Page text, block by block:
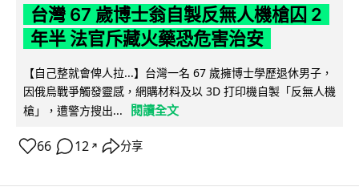
台灣 67 歲博士翁自製反無人機槍囚 2
年半 法官斥藏火藥恐危害治安
【自己整就會俾人拉...】台灣一名 67 歲擁博士學歷退休男子，
因俄烏戰爭觸發靈感，網購材料及以 3D 打印機自製「反無人機
槍」，遭警方搜出...
閱讀全文
66 12 ↗ 分享